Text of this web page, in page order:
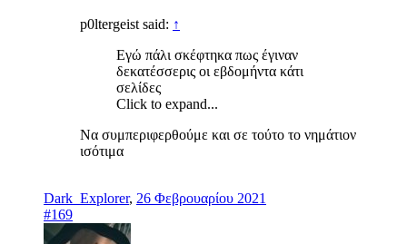
p0ltergeist said: ↑
Εγώ πάλι σκέφτηκα πως έγιναν
δεκατέσσερις οι εβδομήντα κάτι
σελίδες
Click to expand...
Να συμπεριφερθούμε και σε τούτο το νημάτιον
ισότιμα
Dark_Explorer, 26 Φεβρουαρίου 2021
#169